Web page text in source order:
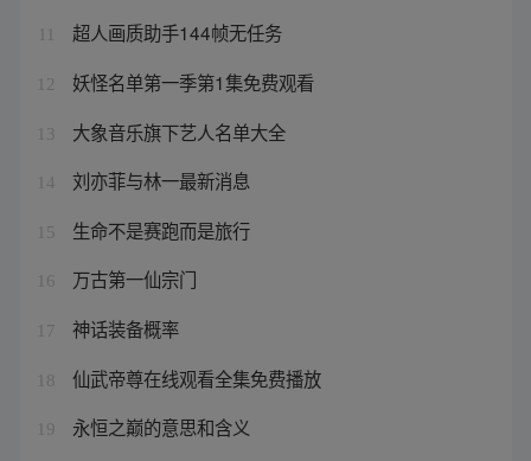
超人画质助手144帧无任务
12 妖怪名单第一季第1集免费观看
13 大象音乐旗下艺人名单大全
14 刘亦菲与林一最新消息
15 生命不是赛跑而是旅行
16 万古第一仙宗门
17 神话装备概率
18 仙武帝尊在线观看全集免费播放
19 永恒之巅的意思和含义